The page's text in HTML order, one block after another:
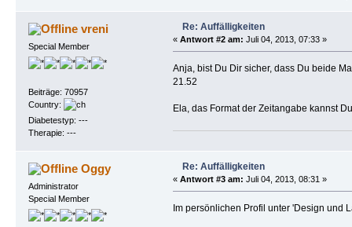
vreni
Special Member
Beiträge: 70957
Country:
Diabetestyp: ---
Therapie: ---
Re: Auffälligkeiten
« Antwort #2 am: Juli 04, 2013, 07:33 »
Anja, bist Du Dir sicher, dass Du beide
21.52
Ela, das Format der Zeitangabe kannst
Oggy
Administrator
Special Member
Re: Auffälligkeiten
« Antwort #3 am: Juli 04, 2013, 08:31 »
Im persönlichen Profil unter 'Design und